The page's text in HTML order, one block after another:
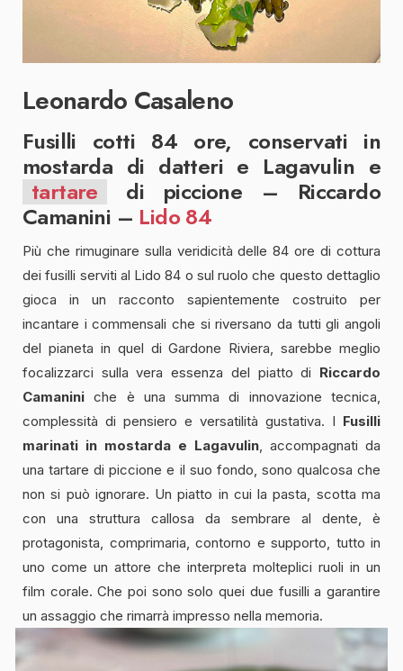
Leonardo Casaleno
Fusilli cotti 84 ore, conservati in
mostarda di datteri e Lagavulin e
tartare
di piccione – Riccardo
Camanini – Lido 84
Più che rimuginare sulla veridicità delle 84 ore di cottura
dei fusilli serviti al Lido 84 o sul ruolo che questo dettaglio
gioca in un racconto sapientemente costruito per
incantare i commensali che si riversano da tutti gli angoli
del pianeta in quel di Gardone Riviera, sarebbe meglio
focalizzarci sulla vera essenza del piatto di Riccardo
Camanini che è una summa di innovazione tecnica,
complessità di pensiero e versatilità gustativa. I Fusilli
marinati in mostarda e Lagavulin , accompagnati da
una tartare di piccione e il suo fondo, sono qualcosa che
non si può ignorare. Un piatto in cui la pasta, scotta ma
con una struttura callosa da sembrare al dente, è
protagonista, comprimaria, contorno e supporto, tutto in
uno come un attore che interpreta molteplici ruoli in un
film corale. Che poi sono solo quei due fusilli a garantire
un assaggio che rimarrà impresso nella memoria.